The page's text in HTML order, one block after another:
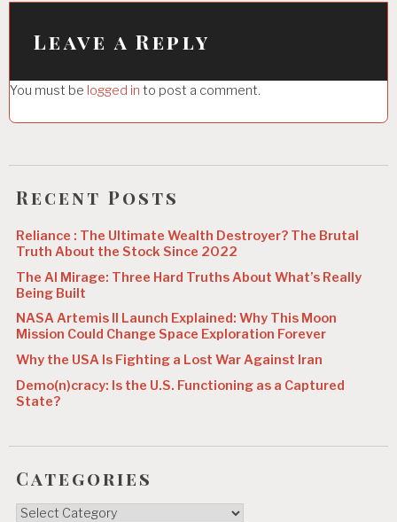
v
a
t
i
o
Leave a Reply
You must be logged in to post a comment.
Recent Posts
Reliance : The Ultimate Wealth Destroyer? The Brutal
Truth About the Stock Since 2022
The AI Mirage: Three Hard Truths About What’s Really
Being Built
NASA Artemis II Launch Explained: Why This Moon
Mission Could Change Space Exploration Forever
Why the USA Is Fighting a Lost War Against Iran
Demo(n)cracy: Is the U.S. Functioning as a Captured
State?
Categories
Categories